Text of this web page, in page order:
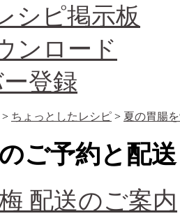
シピ掲示板
ンロード
登録
> ちょっとしたレシピ > 夏の胃腸
ご予約と配送
配送のご案内